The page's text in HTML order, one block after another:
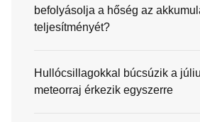
befolyásolja a hőség az
teljesítményét?
Hullócsillagokkal búcsúzik a
meteorraj érkezik egyszerre